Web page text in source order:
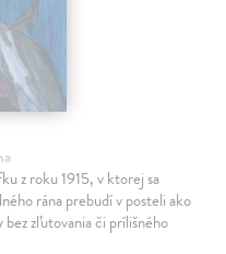
z roku 1915, v ktorej sa
rána prebudí v posteli ako
zľutovania či prílišného